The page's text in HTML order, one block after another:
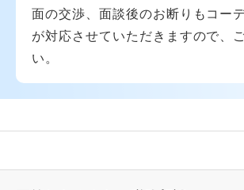
面の交渉、面談後のお断りもコー
が対応させていただきますので、
い。